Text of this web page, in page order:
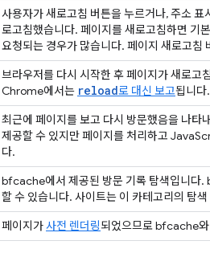
사용자가 새로고침 버튼을 누르거나, 주소
로고침했습니다. 페이지를 새로고침하면 기
요청되는 경우가 많습니다. 페이지 새로고침
브라우저를 다시 시작한 후 페이지가 새로
Chrome에서는 reload로 대신 보고됩니다.
최근에 페이지를 보고 다시 방문했음을 나타
제공할 수 있지만 페이지를 처리하고
다.
bfcache에서 제공된 방문 기록 탐색입니다
할 수 있습니다. 사이트는 이 카테고리의 탐
페이지가사전 렌더링되었으므로 bfcache와